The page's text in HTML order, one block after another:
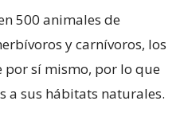
500 animales de
y carnívoros, los
por sí mismo, por lo que
a sus hábitats naturales.